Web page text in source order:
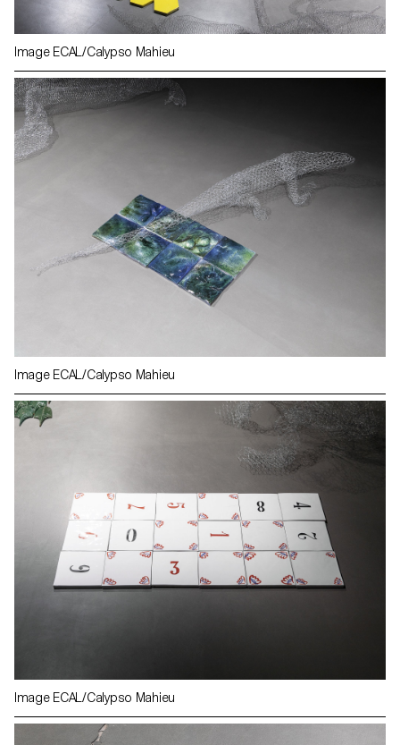
Image ECAL/Calypso Mahieu
Image ECAL/Calypso Mahieu
Image ECAL/Calypso Mahieu